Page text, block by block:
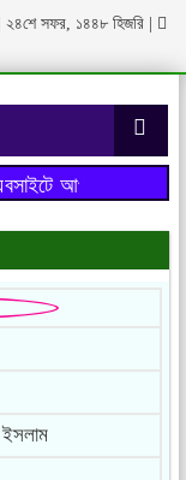
২৪শে সফর, ১৪৪৮ হিজরি
আপনাকে স্বাগতম..